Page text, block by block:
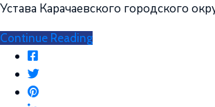
Устава Карачаевского городского
Continue Reading